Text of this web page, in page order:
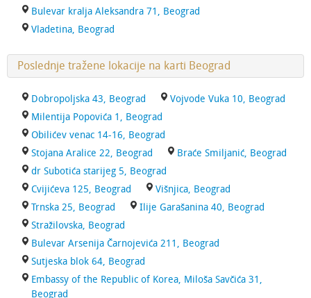
Bulevar kralja Aleksandra 71, Beograd
Vladetina, Beograd
Poslednje tražene lokacije na karti Beograd
Dobropoljska 43, Beograd
Vojvode Vuka 10, Beograd
Milentija Popovića 1, Beograd
Obilićev venac 14-16, Beograd
Stojana Aralice 22, Beograd
Braće Smiljanić, Beograd
dr Subotića starijeg 5, Beograd
Cvijićeva 125, Beograd
Višnjica, Beograd
Trnska 25, Beograd
Ilije Garašanina 40, Beograd
Stražilovska, Beograd
Bulevar Arsenija Čarnojevića 211, Beograd
Sutjeska blok 64, Beograd
Embassy of the Republic of Korea, Miloša Savčića 31,
Beograd